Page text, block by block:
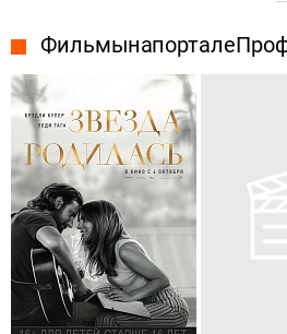
Фильмы на портале